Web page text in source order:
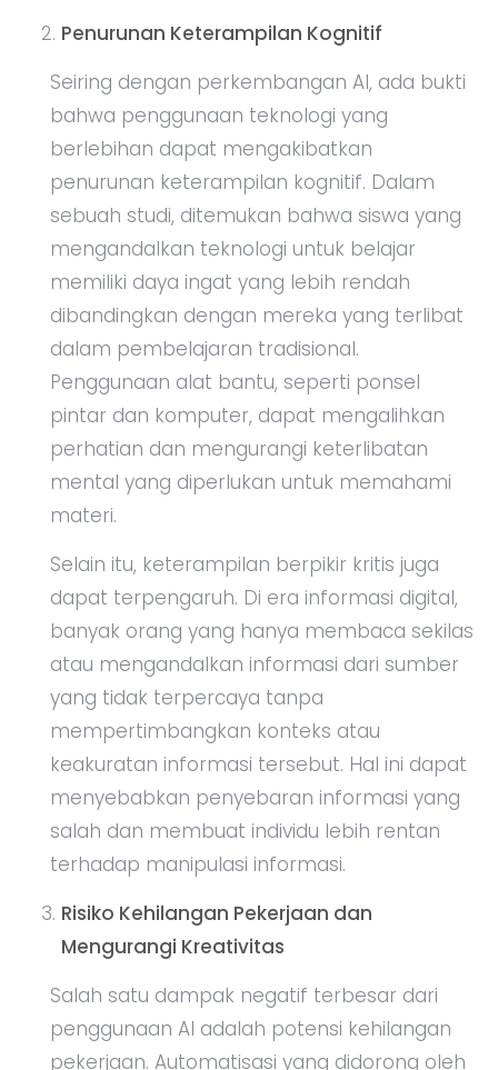
Penurunan Keterampilan Kognitif
Seiring dengan perkembangan AI, ada bukti
bahwa penggunaan teknologi yang
berlebihan dapat mengakibatkan
penurunan keterampilan kognitif. Dalam
sebuah studi, ditemukan bahwa siswa yang
mengandalkan teknologi untuk belajar
memiliki daya ingat yang lebih rendah
dibandingkan dengan mereka yang terlibat
dalam pembelajaran tradisional.
Penggunaan alat bantu, seperti ponsel
pintar dan komputer, dapat mengalihkan
perhatian dan mengurangi keterlibatan
mental yang diperlukan untuk memahami
materi.
Selain itu, keterampilan berpikir kritis juga
dapat terpengaruh. Di era informasi digital,
banyak orang yang hanya membaca sekilas
atau mengandalkan informasi dari sumber
yang tidak terpercaya tanpa
mempertimbangkan konteks atau
keakuratan informasi tersebut. Hal ini dapat
menyebabkan penyebaran informasi yang
salah dan membuat individu lebih rentan
terhadap manipulasi informasi.
Risiko Kehilangan Pekerjaan dan
Mengurangi Kreativitas
Salah satu dampak negatif terbesar dari
penggunaan AI adalah potensi kehilangan
pekerjaan. Automatisasi yang didorong oleh